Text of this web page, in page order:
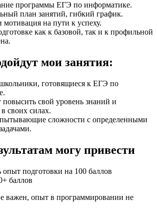
программы ЕГЭ по информатике.
план занятий, гибкий график.
на пути к успеху.
как к базовой, так и к профильной
мои занятия:
готовящиеся к ЕГЭ по
повысить свой уровень знаний и
своих силах.
сложности с определенными
могу привести
подготовки на 100 баллов
баллов
важен, опыт в программировании не